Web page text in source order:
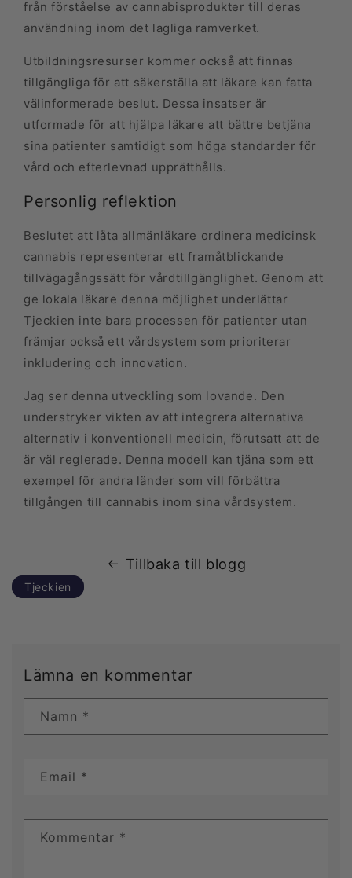
från förståelse av cannabisprodukter till deras
användning inom det lagliga ramverket.
Utbildningsresurser kommer också att finnas
tillgängliga för att säkerställa att läkare kan fatta
välinformerade beslut. Dessa insatser är
utformade för att hjälpa läkare att bättre betjäna
sina patienter samtidigt som höga standarder för
vård och efterlevnad upprätthålls.
Personlig reflektion
Beslutet att låta allmänläkare ordinera medicinsk
cannabis representerar ett framåtblickande
tillvägagångssätt för vårdtillgänglighet. Genom att
ge lokala läkare denna möjlighet underlättar
Tjeckien inte bara processen för patienter utan
främjar också ett vårdsystem som prioriterar
inkludering och innovation.
Jag ser denna utveckling som lovande. Den
understryker vikten av att integrera alternativa
alternativ i konventionell medicin, förutsatt att de
är väl reglerade. Denna modell kan tjäna som ett
exempel för andra länder som vill förbättra
tillgången till cannabis inom sina vårdsystem.
Tillbaka till blogg
Tjeckien
Lämna en kommentar
Namn *
Email *
Kommentar *